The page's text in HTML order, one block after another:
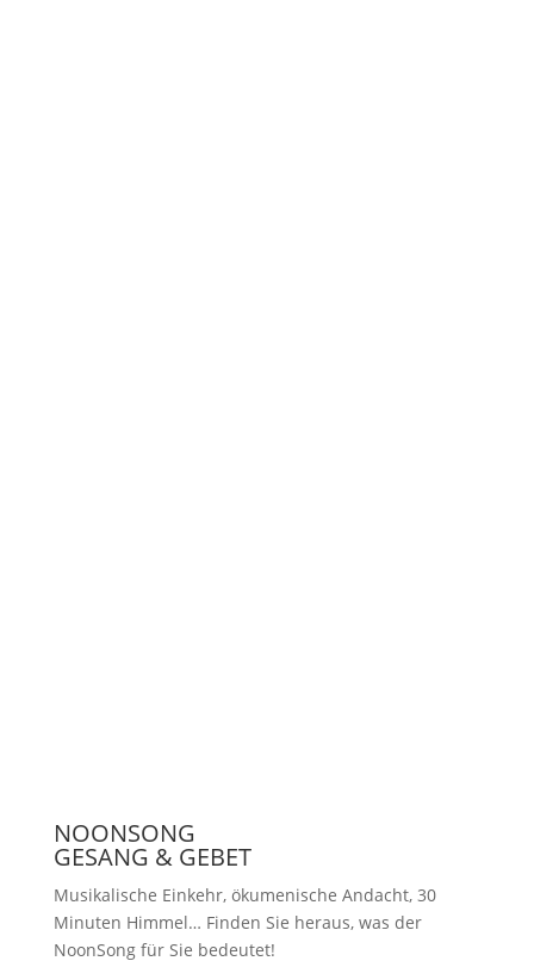
NOONSONG
GESANG & GEBET
Musikalische Einkehr, ökumenische Andacht, 30
Minuten Himmel… Finden Sie heraus, was der
NoonSong für Sie bedeutet!